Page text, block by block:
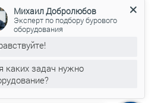
и центральной промывкой
НБ-32,50
Михаил Добролюбов
Эксперт по подбору бурового
оборудования
каких задач нужно